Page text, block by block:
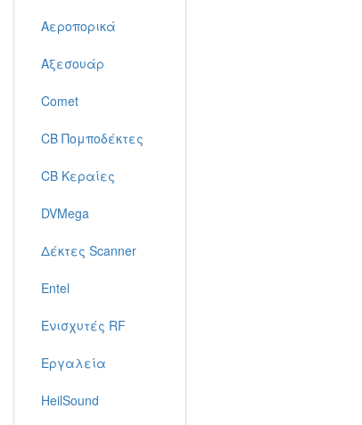
Αεροπορικά
Αξεσουάρ
Comet
CB Πομποδέκτες
CB Κεραίες
DVMega
Δέκτες Scanner
Entel
Ενισχυτές RF
Εργαλεία
HeilSound